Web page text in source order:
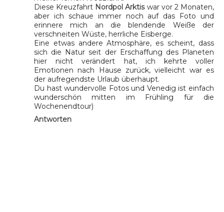
Diese Kreuzfahrt Nordpol Arktiswar vor 2 Monaten,
aber ich schaue immer noch auf das Foto und
erinnere mich an die blendende Weiße der
verschneiten Wüste, herrliche Eisberge.
Eine etwas andere Atmosphäre, es scheint, dass
sich die Natur seit der Erschaffung des Planeten
hier nicht verändert hat, ich kehrte voller
Emotionen nach Hause zurück, vielleicht war es
der aufregendste Urlaub überhaupt.
Du hast wundervolle Fotos und Venedig ist einfach
wunderschön mitten im Frühling für die
Wochenendtour)
Antworten